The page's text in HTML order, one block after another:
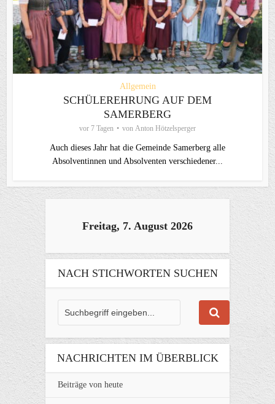
Allgemein
SCHÜLEREHRUNG AUF DEM
SAMERBERG
vor 7 Tagen von Anton Hötzelsperger
Auch dieses Jahr hat die Gemeinde Samerberg alle
Absolventinnen und Absolventen verschiedener...
Freitag, 7. August 2026
NACH STICHWORTEN SUCHEN
NACHRICHTEN IM ÜBERBLICK
Beiträge von heute